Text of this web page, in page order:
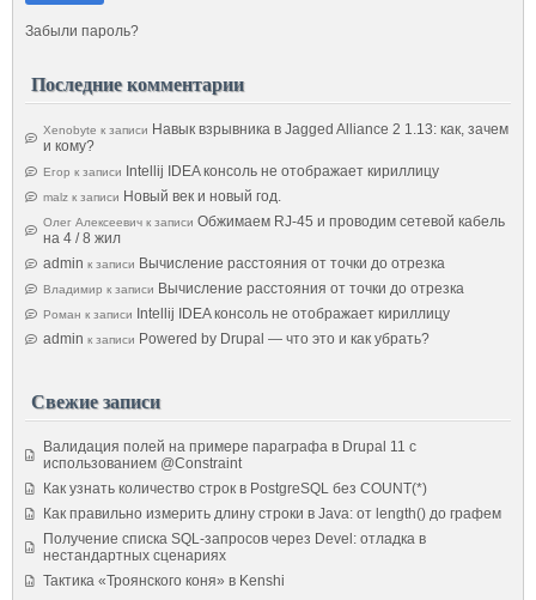
Забыли пароль?
Последние комментарии
Xenobyte к записи Навык взрывника в Jagged Alliance 2 1.13: как, зачем
и кому?
Егор к записи Intellij IDEA консоль не отображает кириллицу
malz к записи Новый век и новый год.
Олег Алексеевич к записи Обжимаем RJ-45 и проводим сетевой кабель
на 4 / 8 жил
admin к записи Вычисление расстояния от точки до отрезка
Владимир к записи Вычисление расстояния от точки до отрезка
Роман к записи Intellij IDEA консоль не отображает кириллицу
admin к записи Powered by Drupal — что это и как убрать?
Свежие записи
Валидация полей на примере параграфа в Drupal 11 с
использованием @Constraint
Как узнать количество строк в PostgreSQL без COUNT(*)
Как правильно измерить длину строки в Java: от length() до графем
Получение списка SQL-запросов через Devel: отладка в
нестандартных сценариях
Тактика «Троянского коня» в Kenshi